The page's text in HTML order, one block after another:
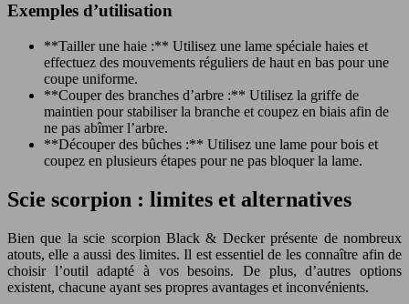
Exemples d’utilisation
**Tailler une haie :** Utilisez une lame spéciale haies et
effectuez des mouvements réguliers de haut en bas pour une
coupe uniforme.
**Couper des branches d’arbre :** Utilisez la griffe de
maintien pour stabiliser la branche et coupez en biais afin de
ne pas abîmer l’arbre.
**Découper des bûches :** Utilisez une lame pour bois et
coupez en plusieurs étapes pour ne pas bloquer la lame.
Scie scorpion : limites et alternatives
Bien que la scie scorpion Black & Decker présente de nombreux
atouts, elle a aussi des limites. Il est essentiel de les connaître afin de
choisir l’outil adapté à vos besoins. De plus, d’autres options
existent, chacune ayant ses propres avantages et inconvénients.